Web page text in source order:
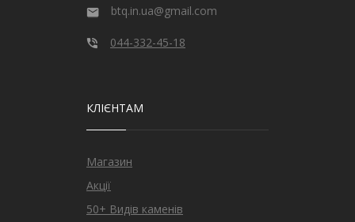
btq.in.ua@gmail.com
044-332-45-18
КЛІЄНТАМ
Магазин
Акції
50+ Видів каменів